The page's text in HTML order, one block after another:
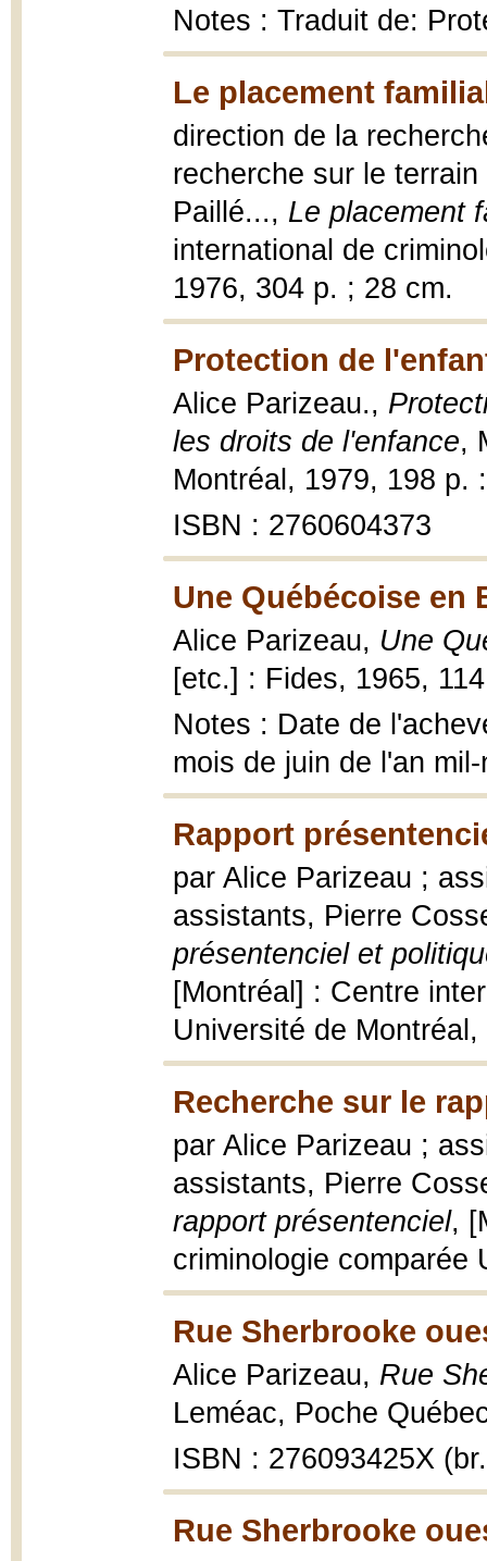
Notes : Traduit de:
Le placement
direction de la
recherche sur le
Paillé..., Le placement
international de
1976, 304 p. ; 28 cm.
Protection de
Alice Parizeau.,
les droits de l'enfance,
Montréal, 1979, 198 p.
ISBN : 2760604373
Une Québécoise en
Alice Parizeau, Une
[etc.] : Fides, 1965,
Notes : Date de
mois de juin de l'an
Rapport
par Alice Parizeau ;
assistants, Pierre
présentenciel et
[Montréal] : Centre
Université de
Recherche sur le
par Alice Parizeau ;
assistants, Pierre
rapport présentenciel,
criminologie comparée
Rue Sherbrooke
Alice Parizeau, Rue
Leméac, Poche
ISBN : 276093425X
Rue Sherbrooke